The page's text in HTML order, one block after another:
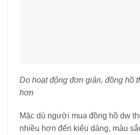
Do hoạt động đơn giản, đồng hồ
hơn
Mặc dù người mua đồng hồ dw
nhiều hơn đến kiểu dáng, màu